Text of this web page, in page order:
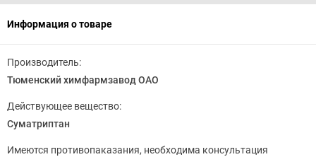
Информация о товаре
Производитель:
Тюменский химфармзавод ОАО
Действующее вещество:
Суматриптан
Имеются противопаказания, необходима консультация